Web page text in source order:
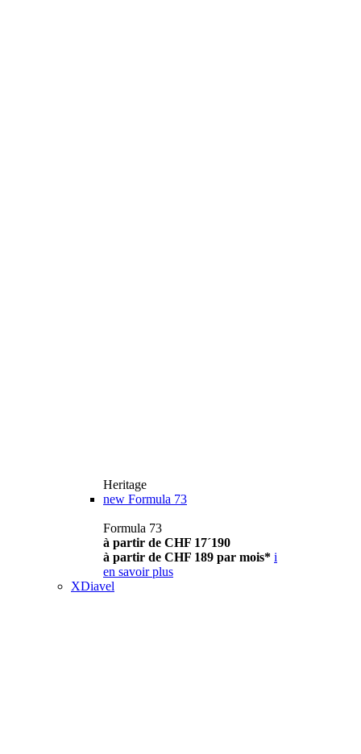
Heritage
new Formula 73
Formula 73
à partir de CHF 17´190
à partir de CHF 189 par mois* i
en savoir plus
XDiavel